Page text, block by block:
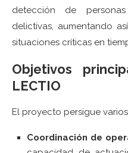
detección de
delictivas, aumentando
situaciones críticas en
Objetivos
LECTIO
El proyecto persigue
Coordinación de